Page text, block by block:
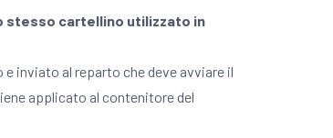
stesso cartellino utilizzato in
inviato al reparto che deve avviare il
applicato al contenitore del